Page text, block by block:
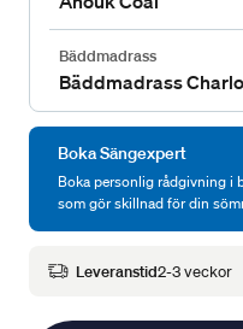
Bäddmadrass
Bäddmadrass
Boka Sängexpert
Boka personlig rådgivning i
som gör skillnad för din
Leveranstid2-3 veckor